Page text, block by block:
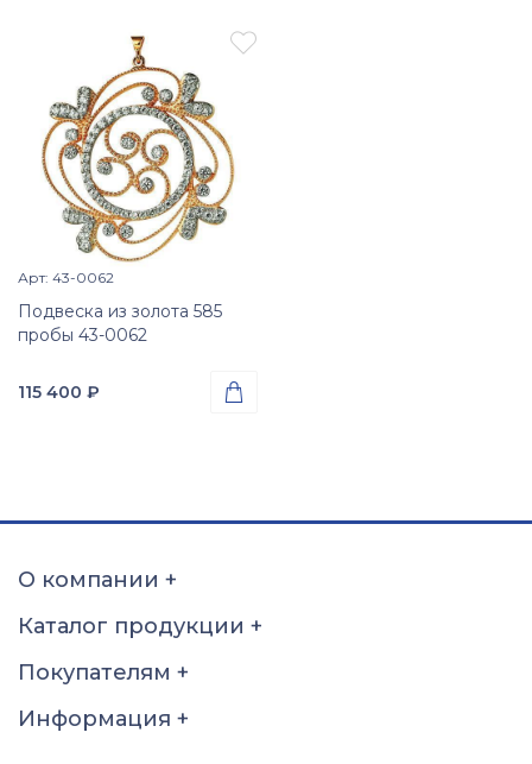

 Просмотр изделия
Арт: 43-0062
Подвеска из золота 585
пробы 43-0062
115 400 ₽ 
вст.)
Размер
О компании +
Каталог продукции +
Покупателям +
Информация +